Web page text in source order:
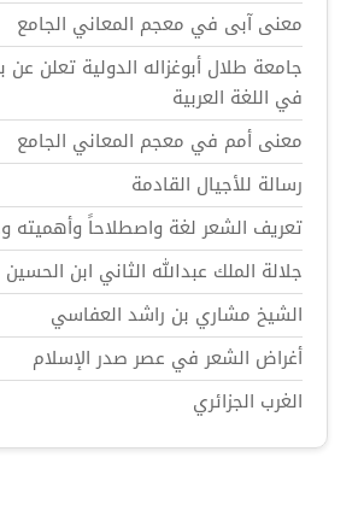
معنى آبى في معجم المعاني الجامع
جامعة طلال أبوغزاله الدولية تعلن عن
في اللغة العربية
معنى أمم في معجم المعاني الجامع
رسالة للأجيال القادمة
تعريف الشعر لغة واصطلاحاً وأهميته
جلالة الملك عبدالله الثاني ابن الحسين
الشيخ مشاري بن راشد العفاسي
أغراض الشعر في عصر صدر الإسلام
الغرب الجزائري